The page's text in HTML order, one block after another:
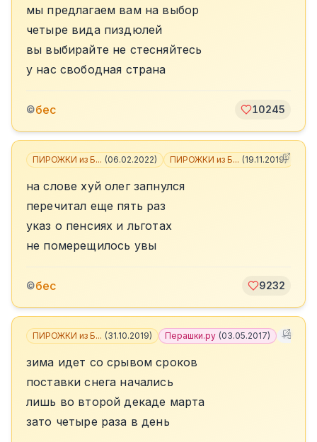
мы предлагаем вам на выбор
четыре вида пиздюлей
вы выбирайте не стесняйтесь
у нас свободная страна
©бес 10245
ПИРОЖКИ из Б... (06.02.2022) ПИРОЖКИ из Б... (19.11.2019)
на слове хуй олег запнулся
перечитал еще пять раз
указ о пенсиях и льготах
не померещилось увы
©бес 9232
ПИРОЖКИ из Б... (31.10.2019) Перашки.ру (03.05.2017) +3
зима идет со срывом сроков
поставки снега начались
лишь во второй декаде марта
зато четыре раза в день